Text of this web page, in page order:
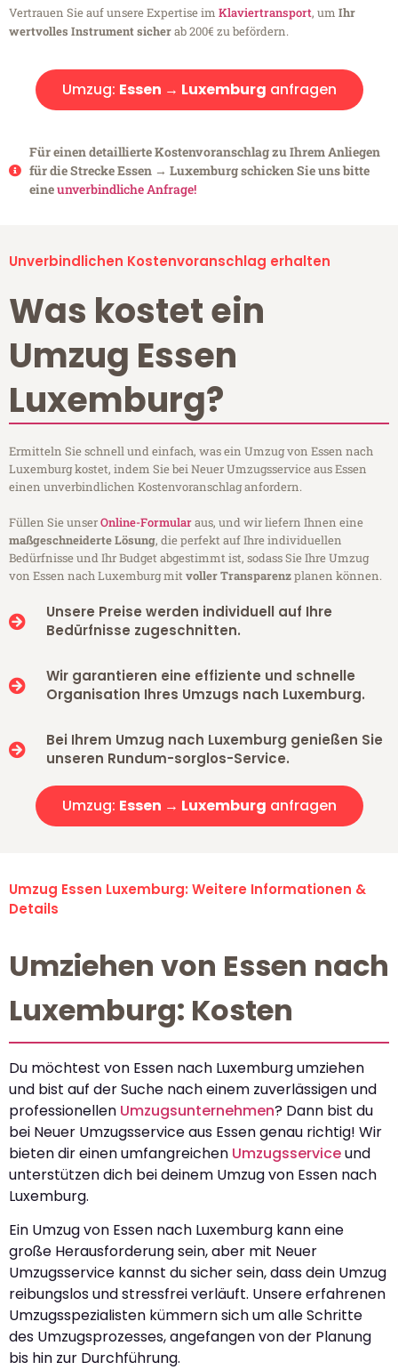
Vertrauen Sie auf unsere Expertise im Klaviertransport, um Ihr
wertvolles Instrument sicherab 200€ zu befördern.
Umzug: Essen → Luxemburg anfragen
Für einen detaillierte Kostenvoranschlag zu Ihrem Anliegen
für die Strecke Essen → Luxemburg schicken Sie uns bitte
eineunverbindliche Anfrage!
Unverbindlichen Kostenvoranschlag erhalten
Was kostet ein
Umzug Essen
Luxemburg?
Ermitteln Sie schnell und einfach, was ein Umzug von Essen nach
Luxemburg kostet, indem Sie bei Neuer Umzugsservice aus Essen
einen unverbindlichen Kostenvoranschlag anfordern.
Füllen Sie unserOnline-Formularaus, und wir liefern Ihnen eine
maßgeschneiderte Lösung, die perfekt auf Ihre individuellen
Bedürfnisse und Ihr Budget abgestimmt ist, sodass Sie Ihre Umzug
von Essen nach Luxemburg mitvoller Transparenzplanen können.
Unsere Preise werden individuell auf Ihre
Bedürfnisse zugeschnitten.
Wir garantieren eine effiziente und schnelle
Organisation Ihres Umzugs nach Luxemburg.
Bei Ihrem Umzug nach Luxemburg genießen Sie
unseren Rundum-sorglos-Service.
Umzug: Essen → Luxemburg anfragen
Umzug Essen Luxemburg: Weitere Informationen &
Details
Umziehen von Essen nach
Luxemburg: Kosten
Du möchtest von Essen nach Luxemburg umziehen
und bist auf der Suche nach einem zuverlässigen und
professionellen Umzugsunternehmen? Dann bist du
bei Neuer Umzugsservice aus Essen genau richtig! Wir
bieten dir einen umfangreichen Umzugsserviceund
unterstützen dich bei deinem Umzug von Essen nach
Luxemburg.
Ein Umzug von Essen nach Luxemburg kann eine
große Herausforderung sein, aber mit Neuer
Umzugsservice kannst du sicher sein, dass dein Umzug
reibungslos und stressfrei verläuft. Unsere erfahrenen
Umzugsspezialisten kümmern sich um alle Schritte
des Umzugsprozesses, angefangen von der Planung
bis hin zur Durchführung.